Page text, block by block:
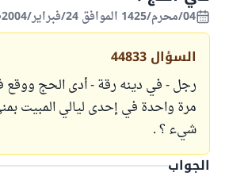
04/محرم/1425 الموافق 24/فبراير/2004
السؤال 44833
رجل - في دينه رقة - أدى الحج ووقع
مرة واحدة في إحدى ليالي المبيت
شيء ؟ .
الجواب